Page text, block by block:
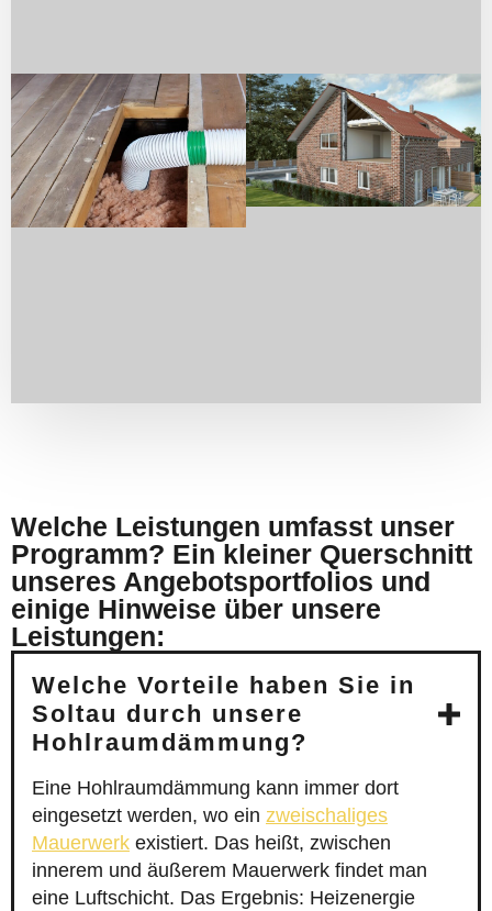
Welche Leistungen umfasst unser
Programm? Ein kleiner Querschnitt
unseres Angebotsportfolios und
einige Hinweise über unsere
Leistungen:
Welche Vorteile haben Sie in
Soltau durch unsere
Hohlraumdämmung?
Eine Hohlraumdämmung kann immer dort
eingesetzt werden, wo ein zweischaliges
Mauerwerk existiert. Das heißt, zwischen
innerem und äußerem Mauerwerk findet man
eine Luftschicht. Das Ergebnis: Heizenergie